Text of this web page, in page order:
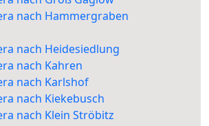
nach Hammergraben
nach Heidesiedlung
nach Kahren
nach Karlshof
nach Kiekebusch
nach Klein Ströbitz